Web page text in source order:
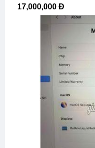
17,000,000 Đ